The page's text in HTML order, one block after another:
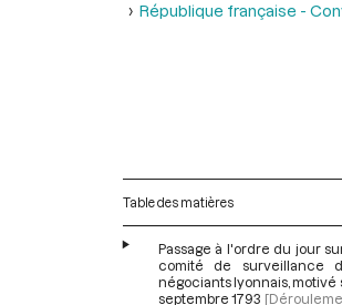
République française -
Table des matières
Passage à l'ordre du jour
comité de surveillance
négociants lyonnais, motivé
septembre 1793